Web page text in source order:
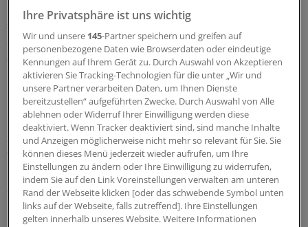
"Ich gehe davon aus, dass die Ärzteschaft dreigeteilt ist",
sagte Rakintzis. "Ein Drittel der Ärzte verlangt aktiv
Schmiergeld, ein Drittel nimmt, was der Patient von sich
aus gibt, und ein Drittel ist immun gegen Bestechung."
2741 Menschen befragt
Befragt wurden im Rahmen der Studie 2741 Menschen.
Sie gaben an, für mehr als die Hälfte des Geldes, das sie
für die Behandlung zahlten, keine Quittung erhalten zu
haben. Die Höhe der Bestechungsgelder variiert der
Studie zufolge von 200 Euro für kleine Eingriffe bis zu
5000 Euro bei großen Operationen.
Ihre Privatsphäre ist uns wichtig
Wir und unsere 145-Partner speichern und greifen auf
personenbezogene Daten wie Browserdaten oder eindeutige
Kennungen auf Ihrem Gerät zu. Durch Auswahl von Akzeptieren
aktivieren Sie Tracking-Technologien für die unter „Wir und
unsere Partner verarbeiten Daten, um Ihnen Dienste
bereitzustellen“ aufgeführten Zwecke. Durch Auswahl von Alle
ablehnen oder Widerruf Ihrer Einwilligung werden diese
deaktiviert. Wenn Tracker deaktiviert sind, sind manche Inhalte
und Anzeigen möglicherweise nicht mehr so relevant für Sie. Sie
können dieses Menü jederzeit wieder aufrufen, um Ihre
Einstellungen zu ändern oder Ihre Einwilligung zu widerrufen,
indem Sie auf den Link Voreinstellungen verwalten am unteren
Rand der Webseite klicken [oder das schwebende Symbol unten
links auf der Webseite, falls zutreffend]. Ihre Einstellungen
gelten innerhalb unseres Website. Weitere Informationen